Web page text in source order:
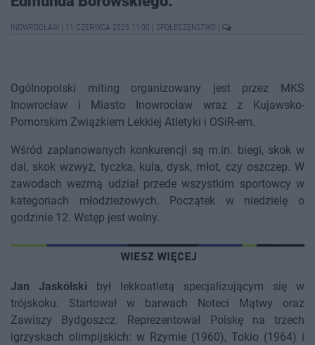
INOWROCŁAW 11 CZERWCA 2025 11:00 SPOŁECZEŃSTWO
Ogólnopolski miting organizowany jest przez MKS
Inowrocław i Miasto Inowrocław wraz z Kujawsko-
Pomorskim Związkiem Lekkiej Atletyki i OSiR-em.
Wśród zaplanowanych konkurencji są m.in. biegi, skok w
dal, skok wzwyż, tyczka, kula, dysk, młot, czy oszczep. W
zawodach wezmą udział przede wszystkim sportowcy w
kategoriach młodzieżowych. Początek w niedzielę o
godzinie 12. Wstęp jest wolny.
Jan Jaskólski był lekkoatletą specjalizującym się w
trójskoku. Startował w barwach Noteci Mątwy oraz
Zawiszy Bydgoszcz. Reprezentował Polskę na trzech
igrzyskach olimpijskich: w Rzymie (1960), Tokio (1964) i